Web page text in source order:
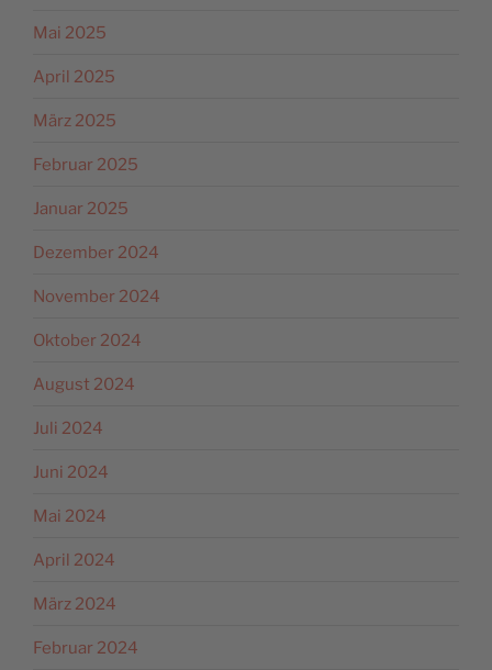
Mai 2025
April 2025
März 2025
Februar 2025
Januar 2025
Dezember 2024
November 2024
Oktober 2024
August 2024
Juli 2024
Juni 2024
Mai 2024
April 2024
März 2024
Februar 2024